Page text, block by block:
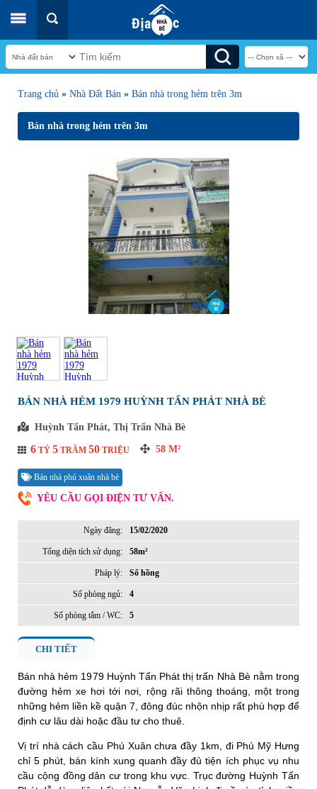
Trang chủ » Nhà Đất Bán » Bán nhà trong hẻm trên 3m
Bán nhà trong hẻm trên 3m
BÁN NHÀ HẺM 1979 HUỲNH TẤN PHÁT NHÀ BÈ
Huỳnh Tấn Phát, Thị Trấn Nhà Bè
6 TỶ 5 TRĂM 50 TRIỆU 58 M²
Bán nhà phú xuân nhà bè
YÊU CẦU GỌI ĐIỆN TƯ VẤN.
Ngày đăng: 15/02/2020
Tổng diện tích sử dụng: 58m²
Pháp lý: Sổ hồng
Số phòng ngủ: 4
Số phòng tắm / WC: 5
CHI TIẾT
Bán nhà hẻm 1979 Huỳnh Tấn Phát thị trấn Nhà Bè nằm trong
đường hẻm xe hơi tới nơi, rộng rãi thông thoáng, một trong
những hẻm liền kề quận 7, đông đúc nhộn nhịp rất phù hợp để
định cư lâu dài hoặc đầu tư cho thuê.
Vị trí nhà cách cầu Phú Xuân chưa đầy 1km, đi Phú Mỹ Hưng
chỉ 5 phút, bán kính xung quanh đầy đủ tiện ích phục vụ nhu
cầu cộng đồng dân cư trong khu vực. Trục đường Huỳnh Tấn